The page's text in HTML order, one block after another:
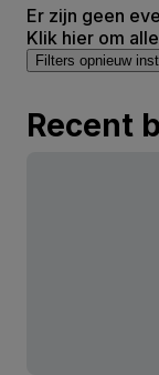
Er zijn geen
Klik hier om
Filters opnieuw
Recent